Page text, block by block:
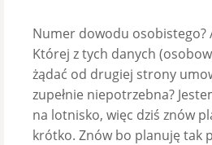
Numer dowodu osobistego?
Której z tych danych
żądać od drugiej strony
zupełnie niepotrzebna?
na lotnisko, więc dziś znów
krótko. Znów bo planuję tak